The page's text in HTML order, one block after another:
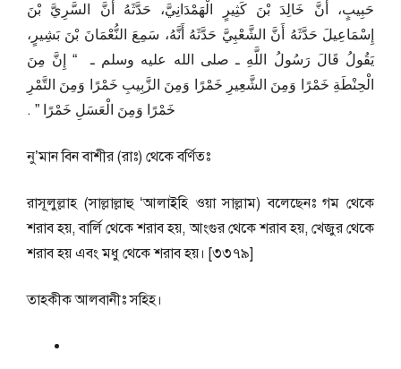
حَبِيبٍ، أَنَّ خَالِدَ بْنَ كَثِيرٍ الْهَمْدَانِيَّ، حَدَّثَهُ أَنَّ السَّرِيَّ بْنَ
إِسْمَاعِيلَ حَدَّثَهُ أَنَّ الشَّعْبِيَّ حَدَّثَهُ أَنَّهُ، سَمِعَ النُّعْمَانَ بْنَ بَشِيرٍ،
يَقُولُ قَالَ رَسُولُ اللَّهِ ـ صلى الله عليه وسلم ـ ‏ “‏ إِنَّ مِنَ
الْحِنْطَةِ خَمْرًا وَمِنَ الشَّعِيرِ خَمْرًا وَمِنَ الزَّبِيبِ خَمْرًا وَمِنَ التَّمْرِ
خَمْرًا وَمِنَ الْعَسَلِ خَمْرًا ‏”‏ ‏.‏
নু’মান বিন বাশীর (রাঃ) থেকে বর্ণিতঃ
রাসূলুল্লাহ (সাল্লাল্লাহু ‘আলাইহি ওয়া সাল্লাম) বলেছেনঃ গম থেকে
শরাব হয়, বার্লি থেকে শরাব হয়, আংগুর থেকে শরাব হয়, খেজুর থেকে
শরাব হয় এবং মধু থেকে শরাব হয়। [৩৩৭৯]
তাহকীক আলবানীঃ সহিহ।